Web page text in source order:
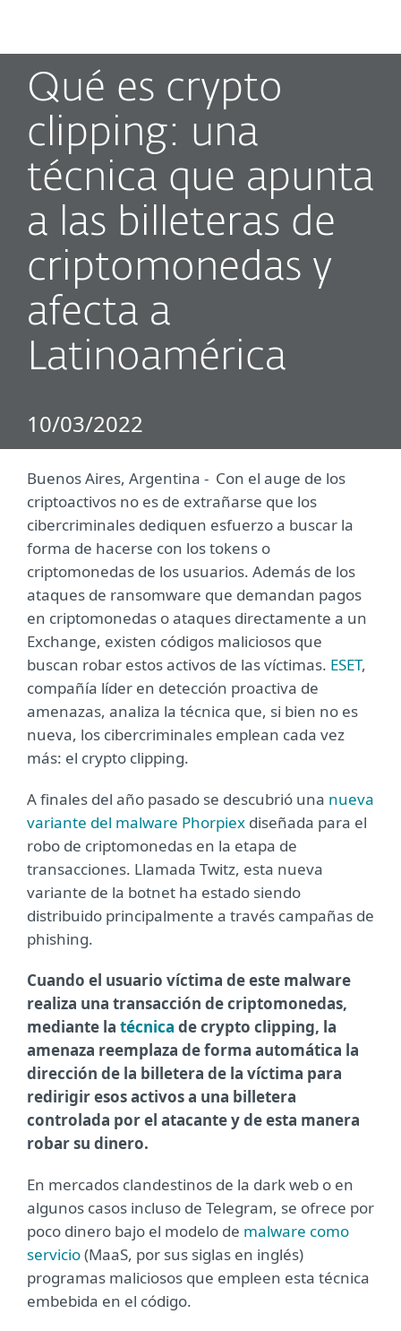
Qué es crypto
clipping: una
técnica que apunta
a las billeteras de
criptomonedas y
afecta a
Latinoamérica
10/03/2022
Buenos Aires, Argentina - Con el auge de los
criptoactivos no es de extrañarse que los
cibercriminales dediquen esfuerzo a buscar la
forma de hacerse con los tokens o
criptomonedas de los usuarios. Además de los
ataques de ransomware que demandan pagos
en criptomonedas o ataques directamente a un
Exchange, existen códigos maliciosos que
buscan robar estos activos de las víctimas. ESET,
compañía líder en detección proactiva de
amenazas, analiza la técnica que, si bien no es
nueva, los cibercriminales emplean cada vez
más: el crypto clipping.
A finales del año pasado se descubrió una nueva
variante del malware Phorpiex diseñada para el
robo de criptomonedas en la etapa de
transacciones. Llamada Twitz, esta nueva
variante de la botnet ha estado siendo
distribuido principalmente a través campañas de
phishing.
Cuando el usuario víctima de este malware
realiza una transacción de criptomonedas,
mediante la técnica de crypto clipping, la
amenaza reemplaza de forma automática la
dirección de la billetera de la víctima para
redirigir esos activos a una billetera
controlada por el atacante y de esta manera
robar su dinero.
En mercados clandestinos de la dark web o en
algunos casos incluso de Telegram, se ofrece por
poco dinero bajo el modelo de malware como
servicio(MaaS, por sus siglas en inglés)
programas maliciosos que empleen esta técnica
embebida en el código.